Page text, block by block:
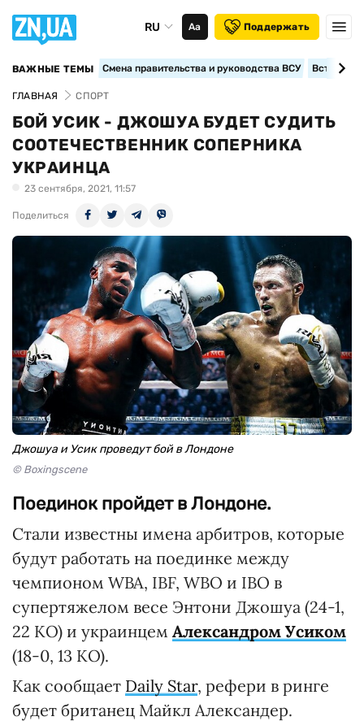
RU Аа Поддержать
ВАЖНЫЕ ТЕМЫ Смена правительства и руководства ВСУ
ГЛАВНАЯ СПОРТ
БОЙ УСИК - ДЖОШУА БУДЕТ СУДИТЬ
СООТЕЧЕСТВЕННИК СОПЕРНИКА
УКРАИНЦА
23 сентября, 2021, 11:57
Поделиться
Джошуа и Усик проведут бой в Лондоне
© Boxingscene
Поединок пройдет в Лондоне.
Стали известны имена арбитров, которые
будут работать на поединке между
чемпионом WBA, IBF, WBO и IBO в
супертяжелом весе Энтони Джошуа (24-1,
22 КО) и украинцем Александром Усиком
(18-0, 13 КО).
Как сообщает Daily Star, рефери в ринге
будет британец Майкл Александер.